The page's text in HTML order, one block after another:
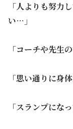
「人よりも努力
い…」
「コーチや先生
「思い通りに身
「スランプにな